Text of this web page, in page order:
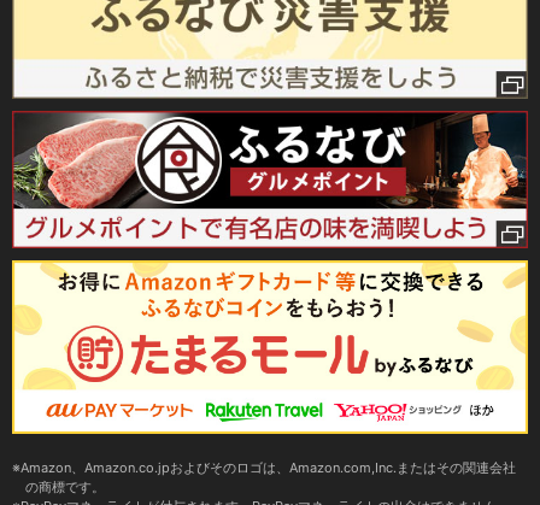
Amazon、Amazon.co.jpおよびそのロゴは、Amazon.com,Inc.またはその関連会社
の商標です。